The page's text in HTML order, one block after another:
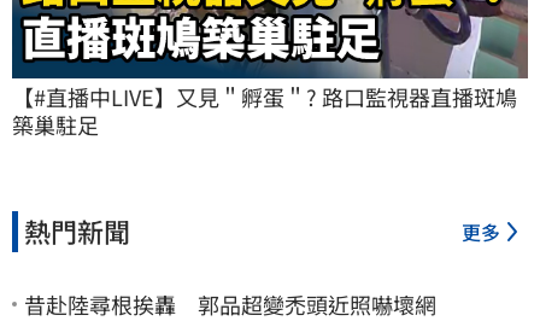
【#直播中LIVE】又見＂孵蛋＂? 路口監視器直播斑鳩
築巢駐足
熱門新聞 更多
昔赴陸尋根挨轟 郭品超變禿頭近照嚇壞網